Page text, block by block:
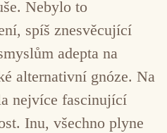
Nebylo to
spíš znesvěcující
adepta na
alternativní gnóze. Na
nejvíce fascinující
Inu, všechno plyne